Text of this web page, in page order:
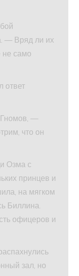
— Вряд ли их
не само
ответ
—
что он
Озма с
принцев и
на мягком
Биллина.
офицеров и
зал, но